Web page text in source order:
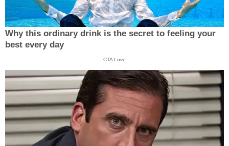
Why this ordinary drink is the secret to feeling your
best every day
CTA Love